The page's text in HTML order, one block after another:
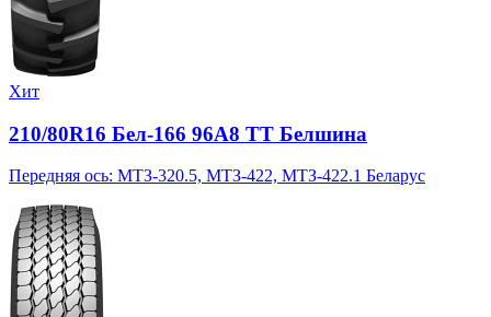
Хит
210/80R16 Бел-166 96A8 TT Белшина
Передняя ось: МТЗ-320.5, МТЗ-422, МТЗ-422.1 Беларус